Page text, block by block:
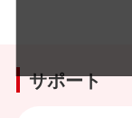
サポート